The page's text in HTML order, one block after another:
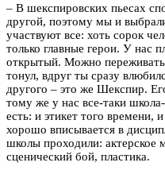
– В шекспировских пьесах
другой, поэтому мы и
участвуют все: хоть сорок
только главные герои. У нас
открытый. Можно
тонул, вдруг ты сразу
другого – это же Шекспир.
тому же у нас все-таки
есть: и этикет того времени,
хорошо вписывается в
школы проходили: актерское
сценический бой, пластика.